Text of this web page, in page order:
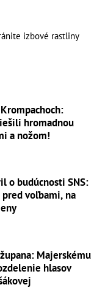
izbové rastliny
hromadnou
a nožom!
o budúcnosti SNS:
voľbami, na
Majerskému
hlasov